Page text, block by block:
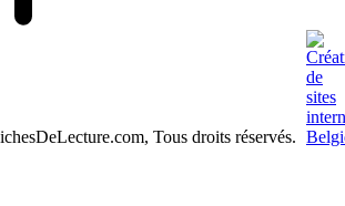
Tous droits réservés.